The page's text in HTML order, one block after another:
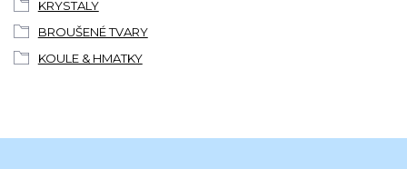
KRYSTALY
BROUŠENÉ TVARY
KOULE & HMATKY